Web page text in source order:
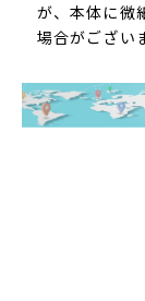
が、本体に微
場合がござい